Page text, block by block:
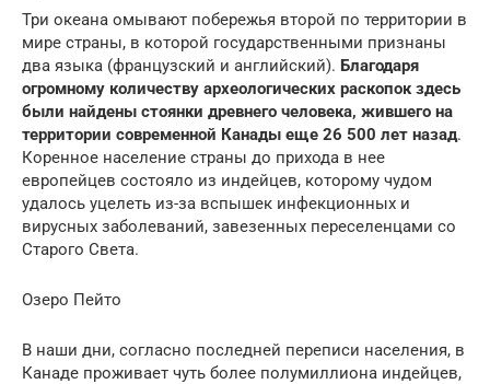
Три океана омывают побережья второй по территории в
мире страны, в которой государственными признаны
два языка (французский и английский). Благодаря
огромному количеству археологических раскопок здесь
были найдены стоянки древнего человека, жившего на
территории современной Канады еще 26 500 лет назад.
Коренное население страны до прихода в нее
европейцев состояло из индейцев, которому чудом
удалось уцелеть из-за вспышек инфекционных и
вирусных заболеваний, завезенных переселенцами со
Старого Света.
Озеро Пейто
В наши дни, согласно последней переписи населения, в
Канаде проживает чуть более полумиллиона индейцев,